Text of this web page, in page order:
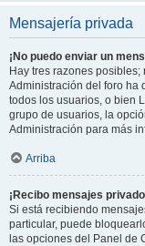
Mensajería privada
¡No puedo enviar un
Hay tres razones
Administración del foro ha
todos los usuarios, o bien
grupo de usuarios, la
Administración para más
Arriba
¡Recibo mensajes
Si está recibiendo
particular, puede
las opciones del Panel de